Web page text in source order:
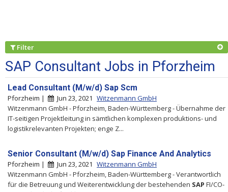
Filter
SAP Consultant Jobs in Pforzheim
Lead Consultant (M/w/d) Sap Scm
Pforzheim | Jun 23, 2021 Witzenmann GmbH
Witzenmann GmbH - Pforzheim, Baden-Württemberg - Übernahme der
IT-seitigen Projektleitung in sämtlichen komplexen produktions- und
logistikrelevanten Projekten; enge Z...
Senior Consultant (M/w/d) Sap Finance And Analytics
Pforzheim | Jun 23, 2021 Witzenmann GmbH
Witzenmann GmbH - Pforzheim, Baden-Württemberg - Verantwortlich
für die Betreuung und Weiterentwicklung der bestehenden SAP FI/CO-